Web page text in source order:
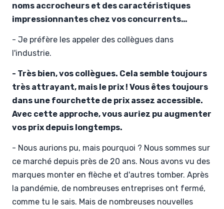
noms accrocheurs et des caractéristiques
impressionnantes chez vos concurrents…
- Je préfère les appeler des collègues dans
l'industrie.
- Très bien, vos collègues. Cela semble toujours
très attrayant, mais le prix ! Vous êtes toujours
dans une fourchette de prix assez accessible.
Avec cette approche, vous auriez pu augmenter
vos prix depuis longtemps.
- Nous aurions pu, mais pourquoi ? Nous sommes sur
ce marché depuis près de 20 ans. Nous avons vu des
marques monter en flèche et d'autres tomber. Après
la pandémie, de nombreuses entreprises ont fermé,
comme tu le sais. Mais de nombreuses nouvelles